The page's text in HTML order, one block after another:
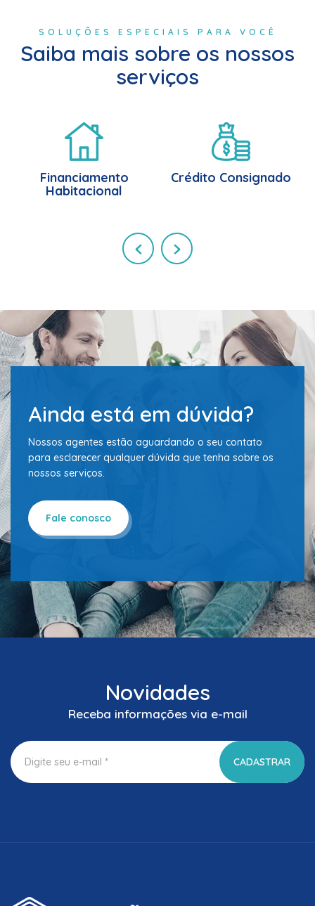
SOLUÇÕES ESPECIAIS PARA VOCÊ
Saiba mais sobre os nossos
serviços
Financiamento
Habitacional
Crédito Consignado
Ainda está em dúvida?
Nossos agentes estão aguardando o seu contato
para esclarecer qualquer dúvida que tenha sobre os
nossos serviços.
Fale conosco
Novidades
Receba informações via e-mail
CADASTRAR